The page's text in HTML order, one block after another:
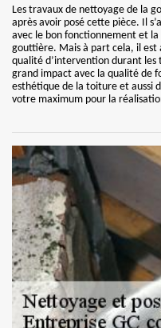
Les travaux de nettoyage de la
après avoir posé cette pièce. Il
avec le bon fonctionnement et
gouttière. Mais à part cela, il est
qualité d’intervention durant les
grand impact avec la qualité de
esthétique de la toiture et aussi
votre maximum pour la